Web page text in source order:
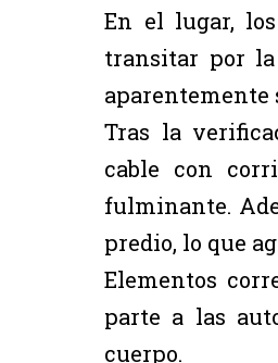
En el lugar,
transitar por
Tras la
cable con
fulminante.
predio, lo que
Elementos
parte a las
cuerpo.